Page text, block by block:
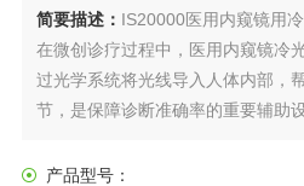
简要描述： IS20000医用内窥镜用
在微创诊疗过程中，医用内窥镜冷
过光学系统将光线导入人体内部，
节，是保障诊断准确率的重要辅助设
产品型号：